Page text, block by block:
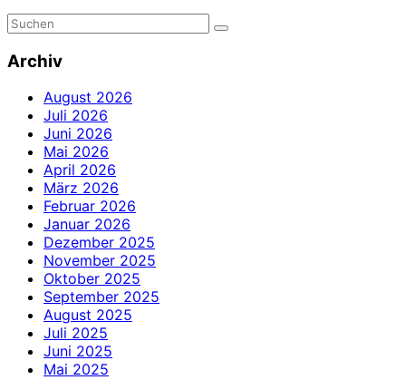
Archiv
August 2026
Juli 2026
Juni 2026
Mai 2026
April 2026
März 2026
Februar 2026
Januar 2026
Dezember 2025
November 2025
Oktober 2025
September 2025
August 2025
Juli 2025
Juni 2025
Mai 2025